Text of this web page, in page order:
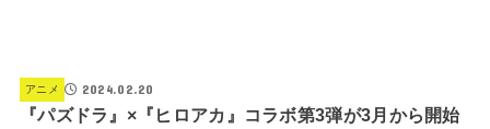
アニメ 2024.02.20
『パズドラ』×『ヒロアカ』コラボ第3弾が3月から開始